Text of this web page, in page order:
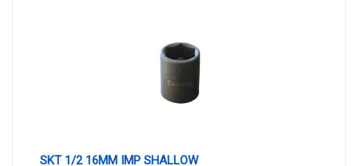
SKT 1/2 16MM IMP SHALLOW